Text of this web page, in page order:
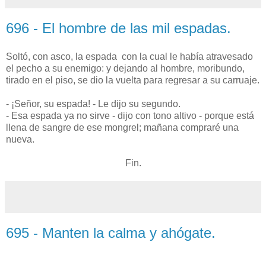
696 - El hombre de las mil espadas.
Soltó, con asco, la espada con la cual le había atravesado
el pecho a su enemigo: y dejando al hombre, moribundo,
tirado en el piso, se dio la vuelta para regresar a su carruaje.
- ¡Señor, su espada! - Le dijo su segundo.
- Esa espada ya no sirve - dijo con tono altivo - porque está
llena de sangre de ese mongrel; mañana compraré una
nueva.
Fin.
695 - Manten la calma y ahógate.